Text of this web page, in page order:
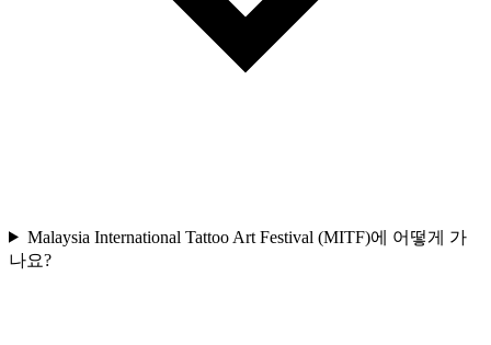
Malaysia International Tattoo Art Festival (MITF)에 어떻게 가
나요?